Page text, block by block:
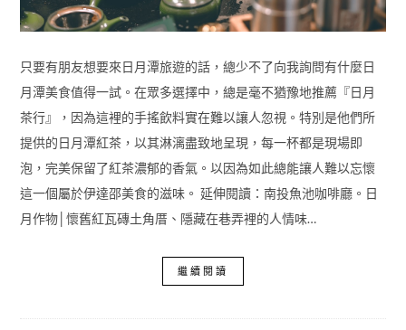
只要有朋友想要來日月潭旅遊的話，總少不了向我詢問有什麼日
月潭美食值得一試。在眾多選擇中，總是毫不猶豫地推薦『日月
茶行』，因為這裡的手搖飲料實在難以讓人忽視。特別是他們所
提供的日月潭紅茶，以其淋漓盡致地呈現，每一杯都是現場即
泡，完美保留了紅茶濃郁的香氣。以因為如此總能讓人難以忘懷
這一個屬於伊達邵美食的滋味。 延伸閱讀：南投魚池咖啡廳。日
月作物│懷舊紅瓦磚土角厝、隱藏在巷弄裡的人情味…
繼續閱讀